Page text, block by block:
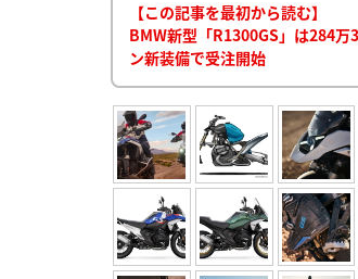
【この記事を最初から読む】
BMW新型「R1300GS」は284
ン新装備で受注開始